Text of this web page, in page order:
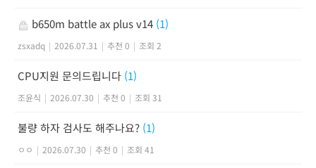
b650m battle ax plus v14 (1)
zsxadq | 2026.07.31 | 추천 0 | 조회 2
CPU지원 문의드립니다 (1)
조윤식 | 2026.07.30 | 추천 0 | 조회 31
불량 하자 검사도 해주나요? (1)
ㅇㅇ | 2026.07.30 | 추천 0 | 조회 41